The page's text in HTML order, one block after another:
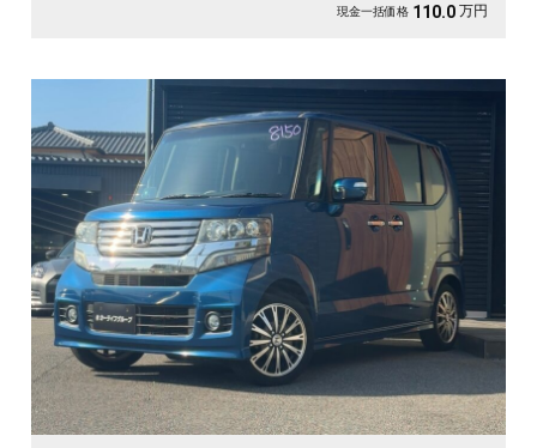
現金一括価格 110.0 万円